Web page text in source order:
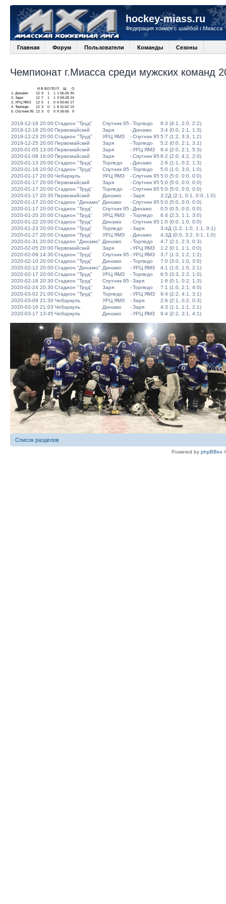
hockey-miass.ru
Федерация хоккея с шайбой г.Миасса
Главная Форум Пользователи Команды Сезоны
Чемпионат г.Миасса среди мужских команд
И В ВО ПО П
О
1.
Динамо 12 9 1 1 1 55-26 30
2. Заря 12 7 1 1 3 59-28 24
3. УРЦ ЯМЗ 12 5 1 0 6 50-60 17
4. Торпедо 12 3 0 1 8 41-62 10
5. Спутник 95 12 3 0 0 9 26-55 9
2019-12-16 20:00Стадион "Труд" Спутник 95 -Торпедо
8:3 (4:1, 2:0, 2:2)
2019-12-18 20:00Первомайский Заря - Динамо
3:4 (0:0, 2:1, 1:3)
2019-12-23 20:00Стадион "Труд" УРЦ ЯМЗ -Спутник 95 5:7 (1:2, 3:3, 1:2)
2019-12-25 20:00Первомайский Заря -Торпедо
5:2 (0:0, 2:1, 3:1)
2020-01-05 13:00Первомайский Заря -УРЦ ЯМЗ
9:4 (2:0, 2:1, 5:3)
2020-01-08 16:00Первомайский Заря -Спутник 95 8:2 (2:0, 4:2, 2:0)
2020-01-13 20:00Стадион "Труд" Торпедо - Динамо
2:6 (1:1, 0:2, 1:3)
2020-01-16 20:00Стадион "Труд" Спутник 95 -Торпедо
5:0 (1:0, 3:0, 1:0)
2020-01-17 20:00Чебаркуль УРЦ ЯМЗ -Спутник 95 5:0 (5:0, 0:0, 0:0)
2020-01-17 20:00Первомайский Заря -Спутник 95 5:0 (5:0, 0:0, 0:0)
2020-01-17 20:00Стадион "Труд" Торпедо -Спутник 95 5:0 (5:0, 0:0, 0:0)
2020-01-17 20:30Первомайский Динамо -Заря
3:2Д (2:1, 0:1, 0:0, 1:0)
2020-01-17 20:00Стадион "Динамо" Динамо -Спутник 95 5:0 (5:0, 0:0, 0:0)
2020-01-17 20:00Стадион "Труд" Спутник 95 - Динамо
0:5 (0:5, 0:0, 0:0)
2020-01-20 20:00Стадион "Труд" УРЦ ЯМЗ -Торпедо
6:4 (2:3, 1:1, 3:0)
2020-01-22 20:00Стадион "Труд" Динамо -Спутник 95 1:0 (0:0, 1:0, 0:0)
2020-01-23 20:00Стадион "Труд" Торпедо -Заря
3:4Д (1:2, 1:0, 1:1, 0:1)
2020-01-27 20:00Стадион "Труд" УРЦ ЯМЗ - Динамо
4:3Д (0:0, 3:2, 0:1, 1:0)
2020-01-31 20:00Стадион "Динамо" Динамо -Торпедо
4:7 (2:1, 2:3, 0:3)
2020-02-05 20:00Первомайский Заря -УРЦ ЯМЗ
1:2 (0:1, 1:1, 0:0)
2020-02-09 14:30Стадион "Труд" Спутник 95 -УРЦ ЯМЗ
3:7 (1:3, 1:2, 1:2)
2020-02-10 20:00Стадион "Труд" Динамо -Торпедо
7:0 (3:0, 1:0, 3:0)
2020-02-12 20:00Стадион "Динамо" Динамо -УРЦ ЯМЗ
4:1 (1:0, 1:0, 2:1)
2020-02-17 20:00Стадион "Труд" УРЦ ЯМЗ -Торпедо
6:5 (3:3, 2:2, 1:0)
2020-02-18 20:30Стадион "Труд" Спутник 95 -Заря
1:6 (0:1, 0:2, 1:3)
2020-02-24 20:30Стадион "Труд" Заря -Торпедо
7:1 (1:0, 2:1, 4:0)
2020-03-02 21:00Стадион "Труд" Торпедо -УРЦ ЯМЗ
9:4 (2:2, 4:1, 3:1)
2020-03-09 21:30Чебаркуль УРЦ ЯМЗ -Заря
2:6 (2:1, 0:2, 0:3)
2020-03-16 21:03 Чебаркуль Динамо -Заря
4:3 (1:1, 1:1, 2:1)
2020-03-17 13:45 Чебаркуль Динамо -УРЦ ЯМЗ 9:4 (2:2, 3:1, 4:1)
Список разделов
Powered by phpBBex